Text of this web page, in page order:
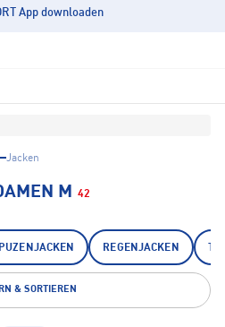
App downloaden
Jacken
M 42
REGENJACKEN
& SORTIEREN